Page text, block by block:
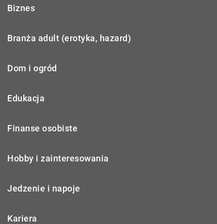
Biznes
Branża adult (erotyka, hazard)
Dom i ogród
Edukacja
Finanse osobiste
Hobby i zainteresowania
Jedzenie i napoje
Kariera